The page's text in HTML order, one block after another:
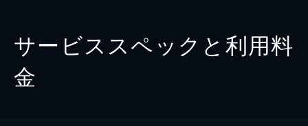
サービススペックと利用料
金